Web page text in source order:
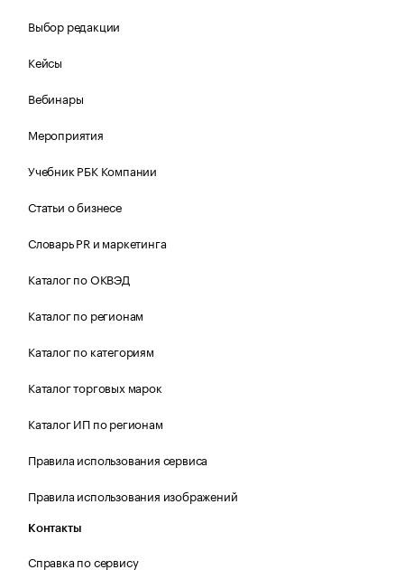
Выбор редакции
Кейсы
Вебинары
Мероприятия
Учебник РБК Компании
Статьи о бизнесе
Словарь PR и маркетинга
Каталог по ОКВЭД
Каталог по регионам
Каталог по категориям
Каталог торговых марок
Каталог ИП по регионам
Правила использования сервиса
Правила использования изображений
Контакты
Справка по сервису